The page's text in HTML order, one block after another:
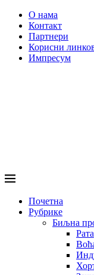
О нама
Контакт
Партнери
Корисни
Импресум
Почетна
Рубрике
Биљна